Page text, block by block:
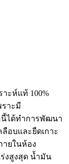
ะห์แท้​ 100%
ราะมี
ได้ทำการพัฒนา
อบและยืดเกาะ
ายในห้อง
ร่งสูงสุด น้ำมัน